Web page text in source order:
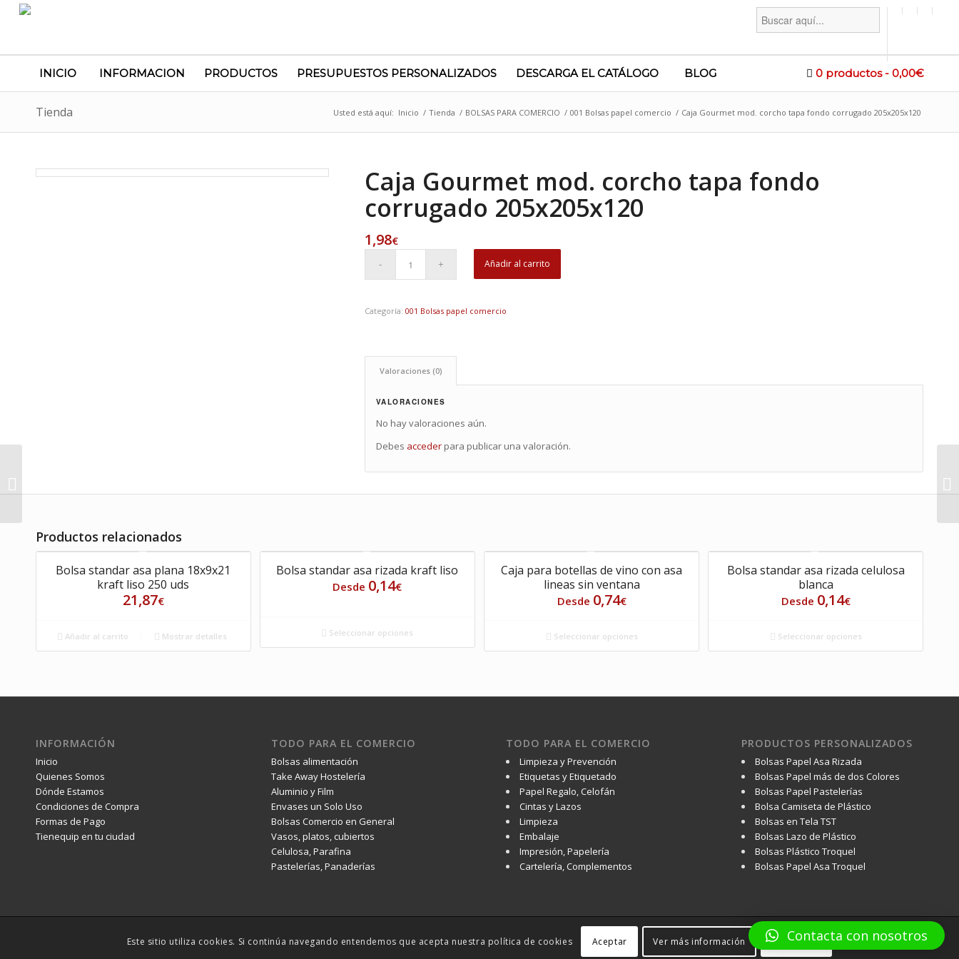
Buscar:
INICIO INFORMACION PRODUCTOS PRESUPUESTOS PERSONALIZADOS DESCARGA EL CATÁLOGO BLOG 0 productos 0,00€
Tienda Usted está aquí: Inicio / Tienda / BOLSAS PARA COMERCIO / 001 Bolsas papel comercio / Caja Gourmet mod. corcho tapa fondo corrugado 205x205x120
Caja Gourmet mod. corcho tapa fondo
corrugado 205x205x120
1,98€
Añadir al carrito
Categoría: 001 Bolsas papel comercio
Valoraciones (0)
VALORACIONES
No hay valoraciones aún.
Debes accederpara publicar una valoración.
Productos relacionados
Bolsa standar asa plana 18x9x21
kraft liso 250 uds
21,87€
Añadir al carrito Mostrar detalles
Bolsa standar asa rizada kraft liso
Desde 0,14€
Seleccionar opciones
Caja para botellas de vino con asa
lineas sin ventana
Desde 0,74€
Seleccionar opciones
Bolsa standar asa rizada celulosa
blanca
Desde 0,14€
Seleccionar opciones
INFORMACIÓN
Inicio
Quienes Somos
Dónde Estamos
Condiciones de Compra
Formas de Pago
Tienequip en tu ciudad
TODO PARA EL COMERCIO
Bolsas alimentación
Take Away Hostelería
Aluminio y Film
Envases un Solo Uso
Bolsas Comercio en General
Vasos, platos, cubiertos
Celulosa, Parafina
Pastelerías, Panaderías
TODO PARA EL COMERCIO
Limpieza y Prevención
Etiquetas y Etiquetado
Papel Regalo, Celofán
Cintas y Lazos
Limpieza
Embalaje
Impresión, Papelería
Cartelería, Complementos
PRODUCTOS PERSONALIZADOS
Bolsas Papel Asa Rizada
Bolsas Papel más de dos Colores
Bolsas Papel Pastelerías
Bolsa Camiseta de Plástico
Bolsas en Tela TST
Bolsas Lazo de Plástico
Bolsas Plástico Troquel
Bolsas Papel Asa Troquel
Este sitio utiliza cookies. Si continúa navegando entendemos que acepta nuestra política de cookies Aceptar Ver más información No aceptar
Contacta con nosotros